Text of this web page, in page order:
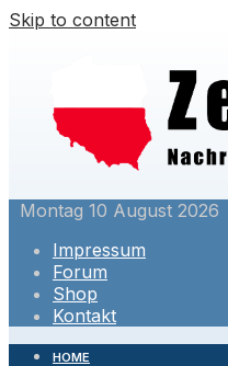
Skip to content
Montag 10 August 2026
Impressum
Forum
Shop
Kontakt
HOME